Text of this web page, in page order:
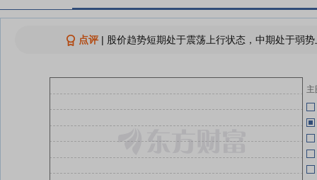
多家公司业绩高增，深市公用事业
07-28 06-26
06-26
06-12
点评| 股价趋势短期处于震荡上行状态，中期处于弱
主